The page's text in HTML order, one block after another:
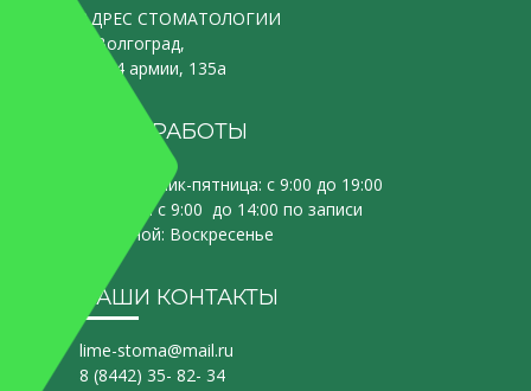
АДРЕС СТОМАТОЛОГИИ
г. Волгоград,
ул. 64 армии, 135а
ЧАСЫ РАБОТЫ
Понедельник-пятница: c 9:00 до 19:00
Суббота: с 9:00 до 14:00 по записи
Выходной: Воскресенье
НАШИ КОНТАКТЫ
lime-stoma@mail.ru
8 (8442) 35- 82- 34